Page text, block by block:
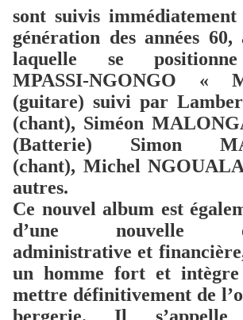
sont suivis
génération des années
laquelle se
MPASSI-NGONGO «
(guitare) suivi par
(chant), Siméon
(Batterie) Simon
(chant), Michel
autres.
Ce nouvel album est
d’une nouvelle
administrative et
un homme fort et
mettre définitivement de